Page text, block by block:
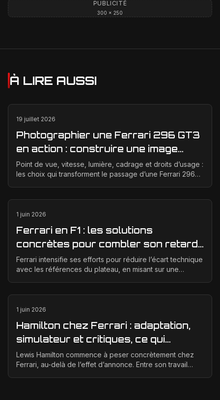
PUBLICITÉ
300 × 250
À LIRE AUSSI
19 juillet 2026
Photographier une Ferrari 296 GT3
en action : construire une image
éditoriale qui raconte la course
Point de vue, vitesse, lumière, cadrage et droits d’usage :
les choix qui transforment le passage d’une Ferrari 296
1 juin 2026
Ferrari en F1 : les solutions
concrètes pour combler son retard
technique en 2026
Ferrari intensifie ses efforts pour réduire l’écart technique
avec les références du plateau, en misant sur une
1 juin 2026
Hamilton chez Ferrari : adaptation,
simulateur et critiques, ce qui
change vraiment pour la Scuderia
Lewis Hamilton commence à peser concrètement chez
Ferrari, au-delà de l’effet d’annonce. Entre son travail